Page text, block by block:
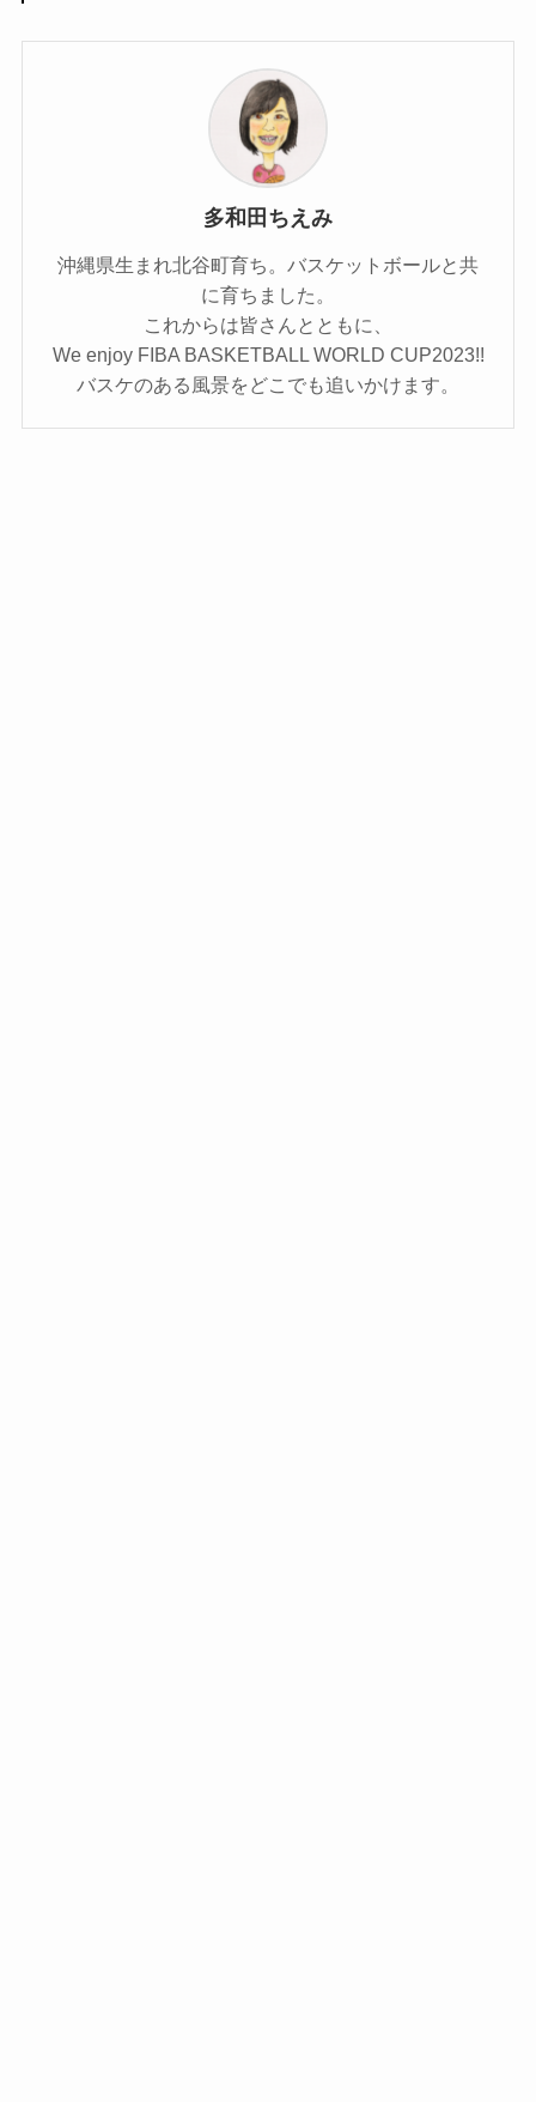
多和田ちえみ
沖縄県生まれ北谷町育ち。バスケットボールと共
に育ちました。
これからは皆さんとともに、
We enjoy FIBA BASKETBALL WORLD CUP2023!!
バスケのある風景をどこでも追いかけます。